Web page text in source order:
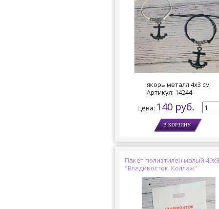
якорь металл 4х3 см
Артикул: 14244
Цена: 140 руб.
Пакет полиэтилен малый
"Владивосток. Коллаж"